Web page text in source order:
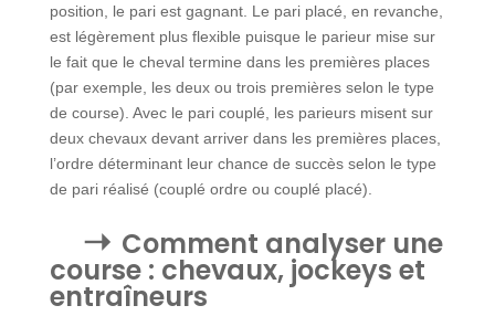
position, le pari est gagnant. Le pari placé, en revanche,
est légèrement plus flexible puisque le parieur mise sur
le fait que le cheval termine dans les premières places
(par exemple, les deux ou trois premières selon le type
de course). Avec le pari couplé, les parieurs misent sur
deux chevaux devant arriver dans les premières places,
l’ordre déterminant leur chance de succès selon le type
de pari réalisé (couplé ordre ou couplé placé).
Comment analyser une
course : chevaux, jockeys et
entraîneurs